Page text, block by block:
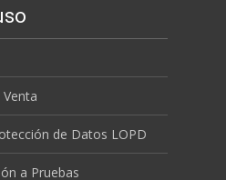
de Datos LOPD
a Pruebas